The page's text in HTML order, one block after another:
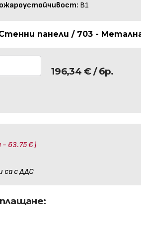
B1
Стенни панели / 703 -
196,34 €/ бр.
(Цена на кв.м - 63.75 € )
са с ДДС